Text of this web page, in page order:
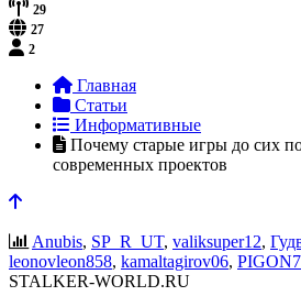
29
27
2
Главная
Статьи
Информативные
Почему старые игры до сих
современных проектов
Anubis, SP_R_UT, valiksuper12,
leonovleon858, kamaltagirov06,
STALKER-WORLD.RU